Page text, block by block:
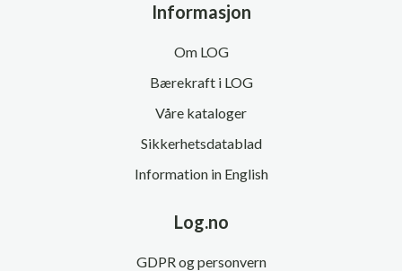
Informasjon
Om LOG
Bærekraft i LOG
Våre kataloger
Sikkerhetsdatablad
Information in English
Log.no
GDPR og personvern